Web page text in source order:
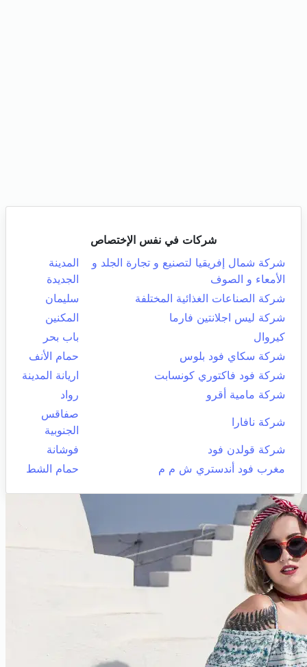
شركات في نفس الإختصاص
شركة شمال إفريقيا لتصنيع و تجارة الجلد و
الأمعاء و الصوف
المدينة
الجديدة
شركة الصناعات الغذائية المختلفة
سليمان
شركة ليس اجلانتين فارما
المكنين
كيروال
باب بحر
شركة سكاي فود بلوس
حمام الأنف
شركة فود فاكتوري كونسابت
اريانة المدينة
شركة مامية أقرو
رواد
شركة نافارا
صفاقس
الجنوبية
شركة قولدن فود
فوشانة
مغرب فود أندستري ش م م
حمام الشط